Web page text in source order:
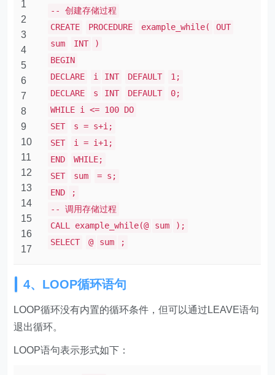
1
2
3
4
5
6
7
8
9
10
11
12
13
14
15
16
17
-- 创建存储过程
CREATE
PROCEDURE example_while(
OUT
sum
INT
)
BEGIN
DECLARE
i INT DEFAULT
1;
DECLARE
s INT DEFAULT
0;
WHILE i <= 100 DO
SET
s = s+i;
SET
i = i+1;
END
WHILE;
SET
sum
= s;
END
;
-- 调用存储过程
CALL example_while(@
sum
);
SELECT
@ sum ;
4、LOOP循环语句
LOOP循环没有内置的循环条件，但可以通过LEAVE语句
退出循环。
LOOP语句表示形式如下：